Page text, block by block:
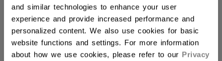
and similar technologies to enhance your user
experience and provide increased performance and
personalized content. We also use cookies for basic
website functions and settings. For more information
about how we use cookies, please refer to our Privacy
Kostenfreie Rücksendungen
LINKS ZUM